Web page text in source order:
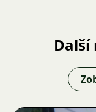
Další